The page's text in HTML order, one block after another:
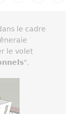
le cadre
le volet
".